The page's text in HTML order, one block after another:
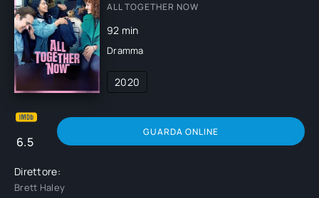
ALL TOGETHER NOW
92 min
Dramma
2020
6.5
GUARDA ONLINE
Direttore:
Brett Haley